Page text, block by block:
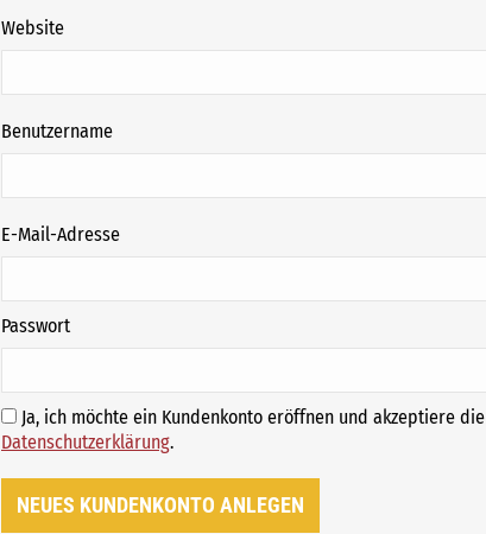
Website
Benutzername
E-Mail-Adresse
Passwort
Ja, ich möchte ein Kundenkonto eröffnen und akzeptiere die
Datenschutzerklärung.
NEUES KUNDENKONTO ANLEGEN